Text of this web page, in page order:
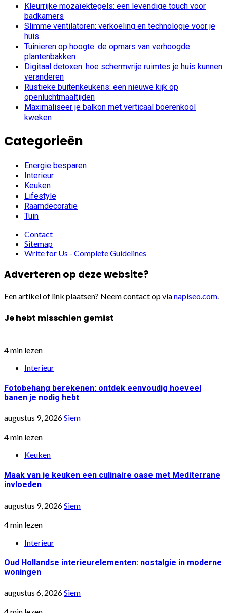
Kleurrijke mozaïektegels: een levendige touch voor
badkamers
Slimme ventilatoren: verkoeling en technologie voor je
huis
Tuinieren op hoogte: de opmars van verhoogde
plantenbakken
Digitaal detoxen: hoe schermvrije ruimtes je huis kunnen
veranderen
Rustieke buitenkeukens: een nieuwe kijk op
openluchtmaaltijden
Maximaliseer je balkon met verticaal boerenkool
kweken
Categorieën
Energie besparen
Interieur
Keuken
Lifestyle
Raamdecoratie
Tuin
Contact
Sitemap
Write for Us - Complete Guidelines
Adverteren op deze website?
Een artikel of link plaatsen? Neem contact op vianapiseo.com.
Je hebt misschien gemist
4 min lezen
Interieur
Fotobehang berekenen: ontdek eenvoudig hoeveel
banen je nodig hebt
augustus 9, 2026Siem
4 min lezen
Keuken
Maak van je keuken een culinaire oase met Mediterrane
invloeden
augustus 9, 2026Siem
4 min lezen
Interieur
Oud Hollandse interieurelementen: nostalgie in moderne
woningen
augustus 6, 2026Siem